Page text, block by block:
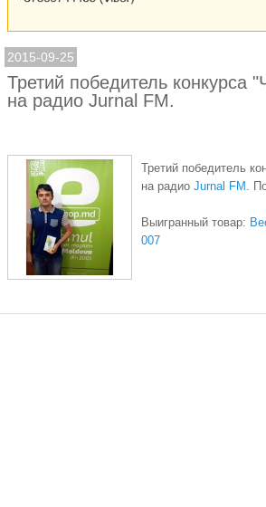
2015-09-25
Третий победитель конкурса
на радио Jurnal FM.
Третий победитель
на радио Jurnal FM .
Выигранный товар:
007